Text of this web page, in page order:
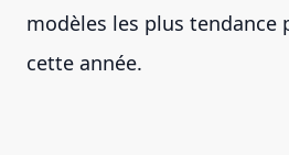
modèles les plus tendance
cette année.